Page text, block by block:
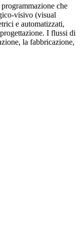
che
visivo (visual
e automatizzati,
I flussi di
la fabbricazione,